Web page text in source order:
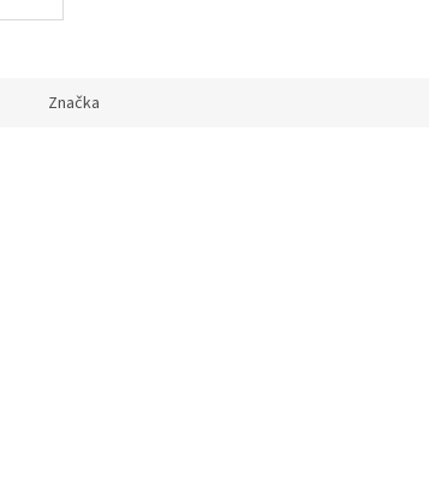
Značka